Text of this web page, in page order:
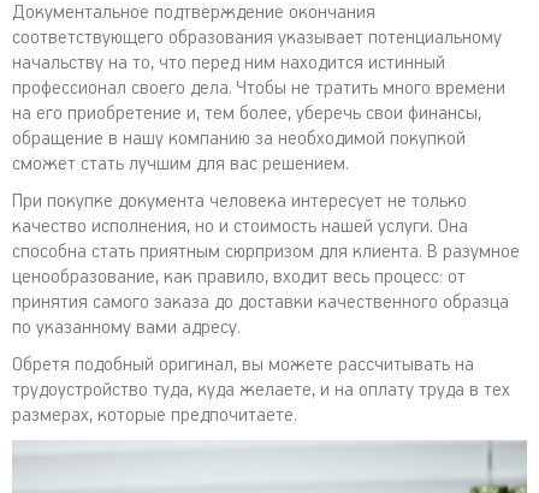
Документальное подтверждение окончания
соответствующего образования указывает потенциальному
начальству на то, что перед ним находится истинный
профессионал своего дела. Чтобы не тратить много времени
на его приобретение и, тем более, уберечь свои финансы,
обращение в нашу компанию за необходимой покупкой
сможет стать лучшим для вас решением.
При покупке документа человека интересует не только
качество исполнения, но и стоимость нашей услуги. Она
способна стать приятным сюрпризом для клиента. В разумное
ценообразование, как правило, входит весь процесс: от
принятия самого заказа до доставки качественного образца
по указанному вами адресу.
Обретя подобный оригинал, вы можете рассчитывать на
трудоустройство туда, куда желаете, и на оплату труда в тех
размерах, которые предпочитаете.